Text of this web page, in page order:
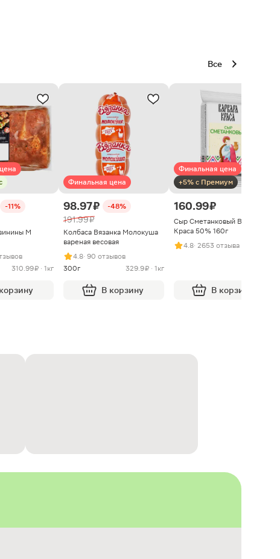
Все
-11%
М
310.99 ₽ · 1кг
Финальная цена
98.97 ₽ -48%
191.99 ₽
Колбаса Вязанка Молокуша
вареная весовая
4.8· 90 отзывов
300г
329.9 ₽ · 1кг
В корзину
Финальная цена
+5% с Премиум
160.99 ₽
Сыр Сметанковый Варвара
Краса 50% 160г
4.8· 2653 отзыва
В корзину